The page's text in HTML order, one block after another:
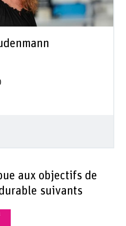
aux objectifs de
suivants